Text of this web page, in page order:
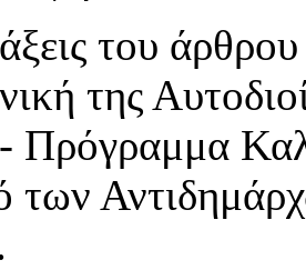
του
της
Πρόγραμμα
των